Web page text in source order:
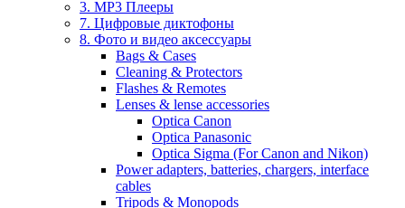
3. MP3 Плееры
7. Цифровые диктофоны
8. Фото и видео аксессуары
Bags & Cases
Cleaning & Protectors
Flashes & Remotes
Lenses & lense accessories
Optica Canon
Optica Panasonic
Optica Sigma (For Canon and Nikon)
Power adapters, batteries, chargers, interface
cables
Tripods & Monopods